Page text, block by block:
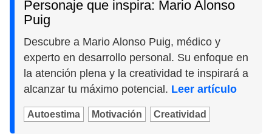
Personaje que inspira: Mario Alonso
Puig
Descubre a Mario Alonso Puig, médico y
experto en desarrollo personal. Su enfoque en
la atención plena y la creatividad te inspirará a
alcanzar tu máximo potencial. Leer artículo
Autoestima Motivación Creatividad